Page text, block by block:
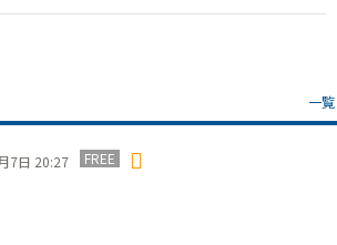
一覧
7日 20:27 FREE